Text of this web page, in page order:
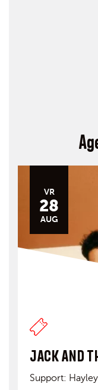
VR
28
AUG
JACK AND
Support: